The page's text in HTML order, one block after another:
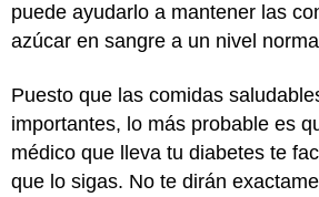
puede ayudarlo a mantener las
azúcar en sangre a un nivel
Puesto que las comidas
importantes, lo más probable es
médico que lleva tu diabetes te
que lo sigas. No te dirán